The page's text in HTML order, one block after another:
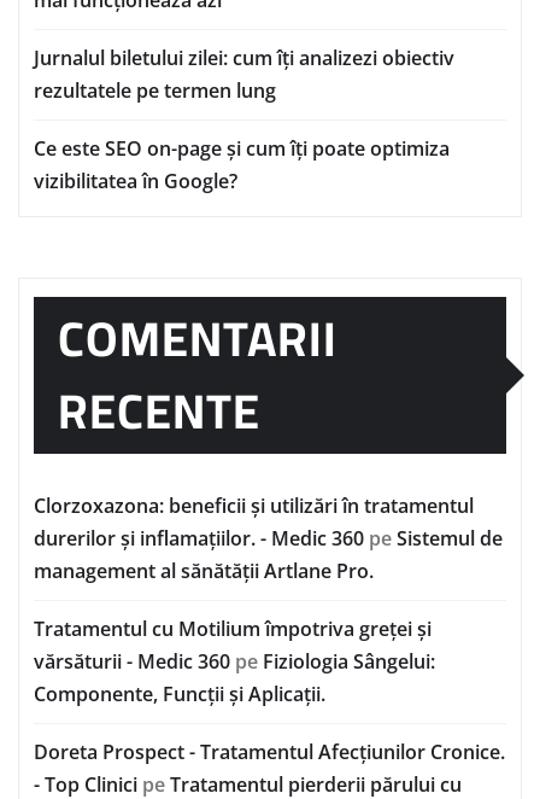
Jurnalul biletului zilei: cum îți analizezi obiectiv
rezultatele pe termen lung
Ce este SEO on-page și cum îți poate optimiza
vizibilitatea în Google?
COMENTARII
RECENTE
Clorzoxazona: beneficii și utilizări în tratamentul
durerilor și inflamațiilor. - Medic 360 peSistemul de
management al sănătății Artlane Pro.
Tratamentul cu Motilium împotriva greței și
vărsăturii - Medic 360 pe Fiziologia Sângelui:
Componente, Funcții și Aplicații.
Doreta Prospect - Tratamentul Afecțiunilor Cronice.
- Top Clinici peTratamentul pierderii părului cu